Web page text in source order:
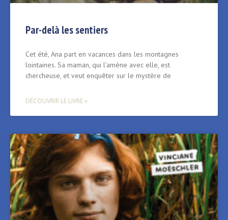
Par-delà les sentiers
Cet été, Ana part en vacances dans les montagnes
lointaines. Sa maman, qui l’amène avec elle, est
chercheuse, et veut enquêter sur le mystère de
DÉCOUVRIR LE LIVRE »